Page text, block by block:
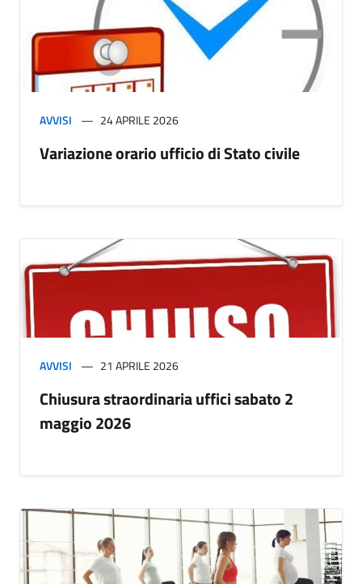
AVVISI 24 APRILE 2026
Variazione orario ufficio di Stato civile
AVVISI 21 APRILE 2026
Chiusura straordinaria uffici sabato 2
maggio 2026